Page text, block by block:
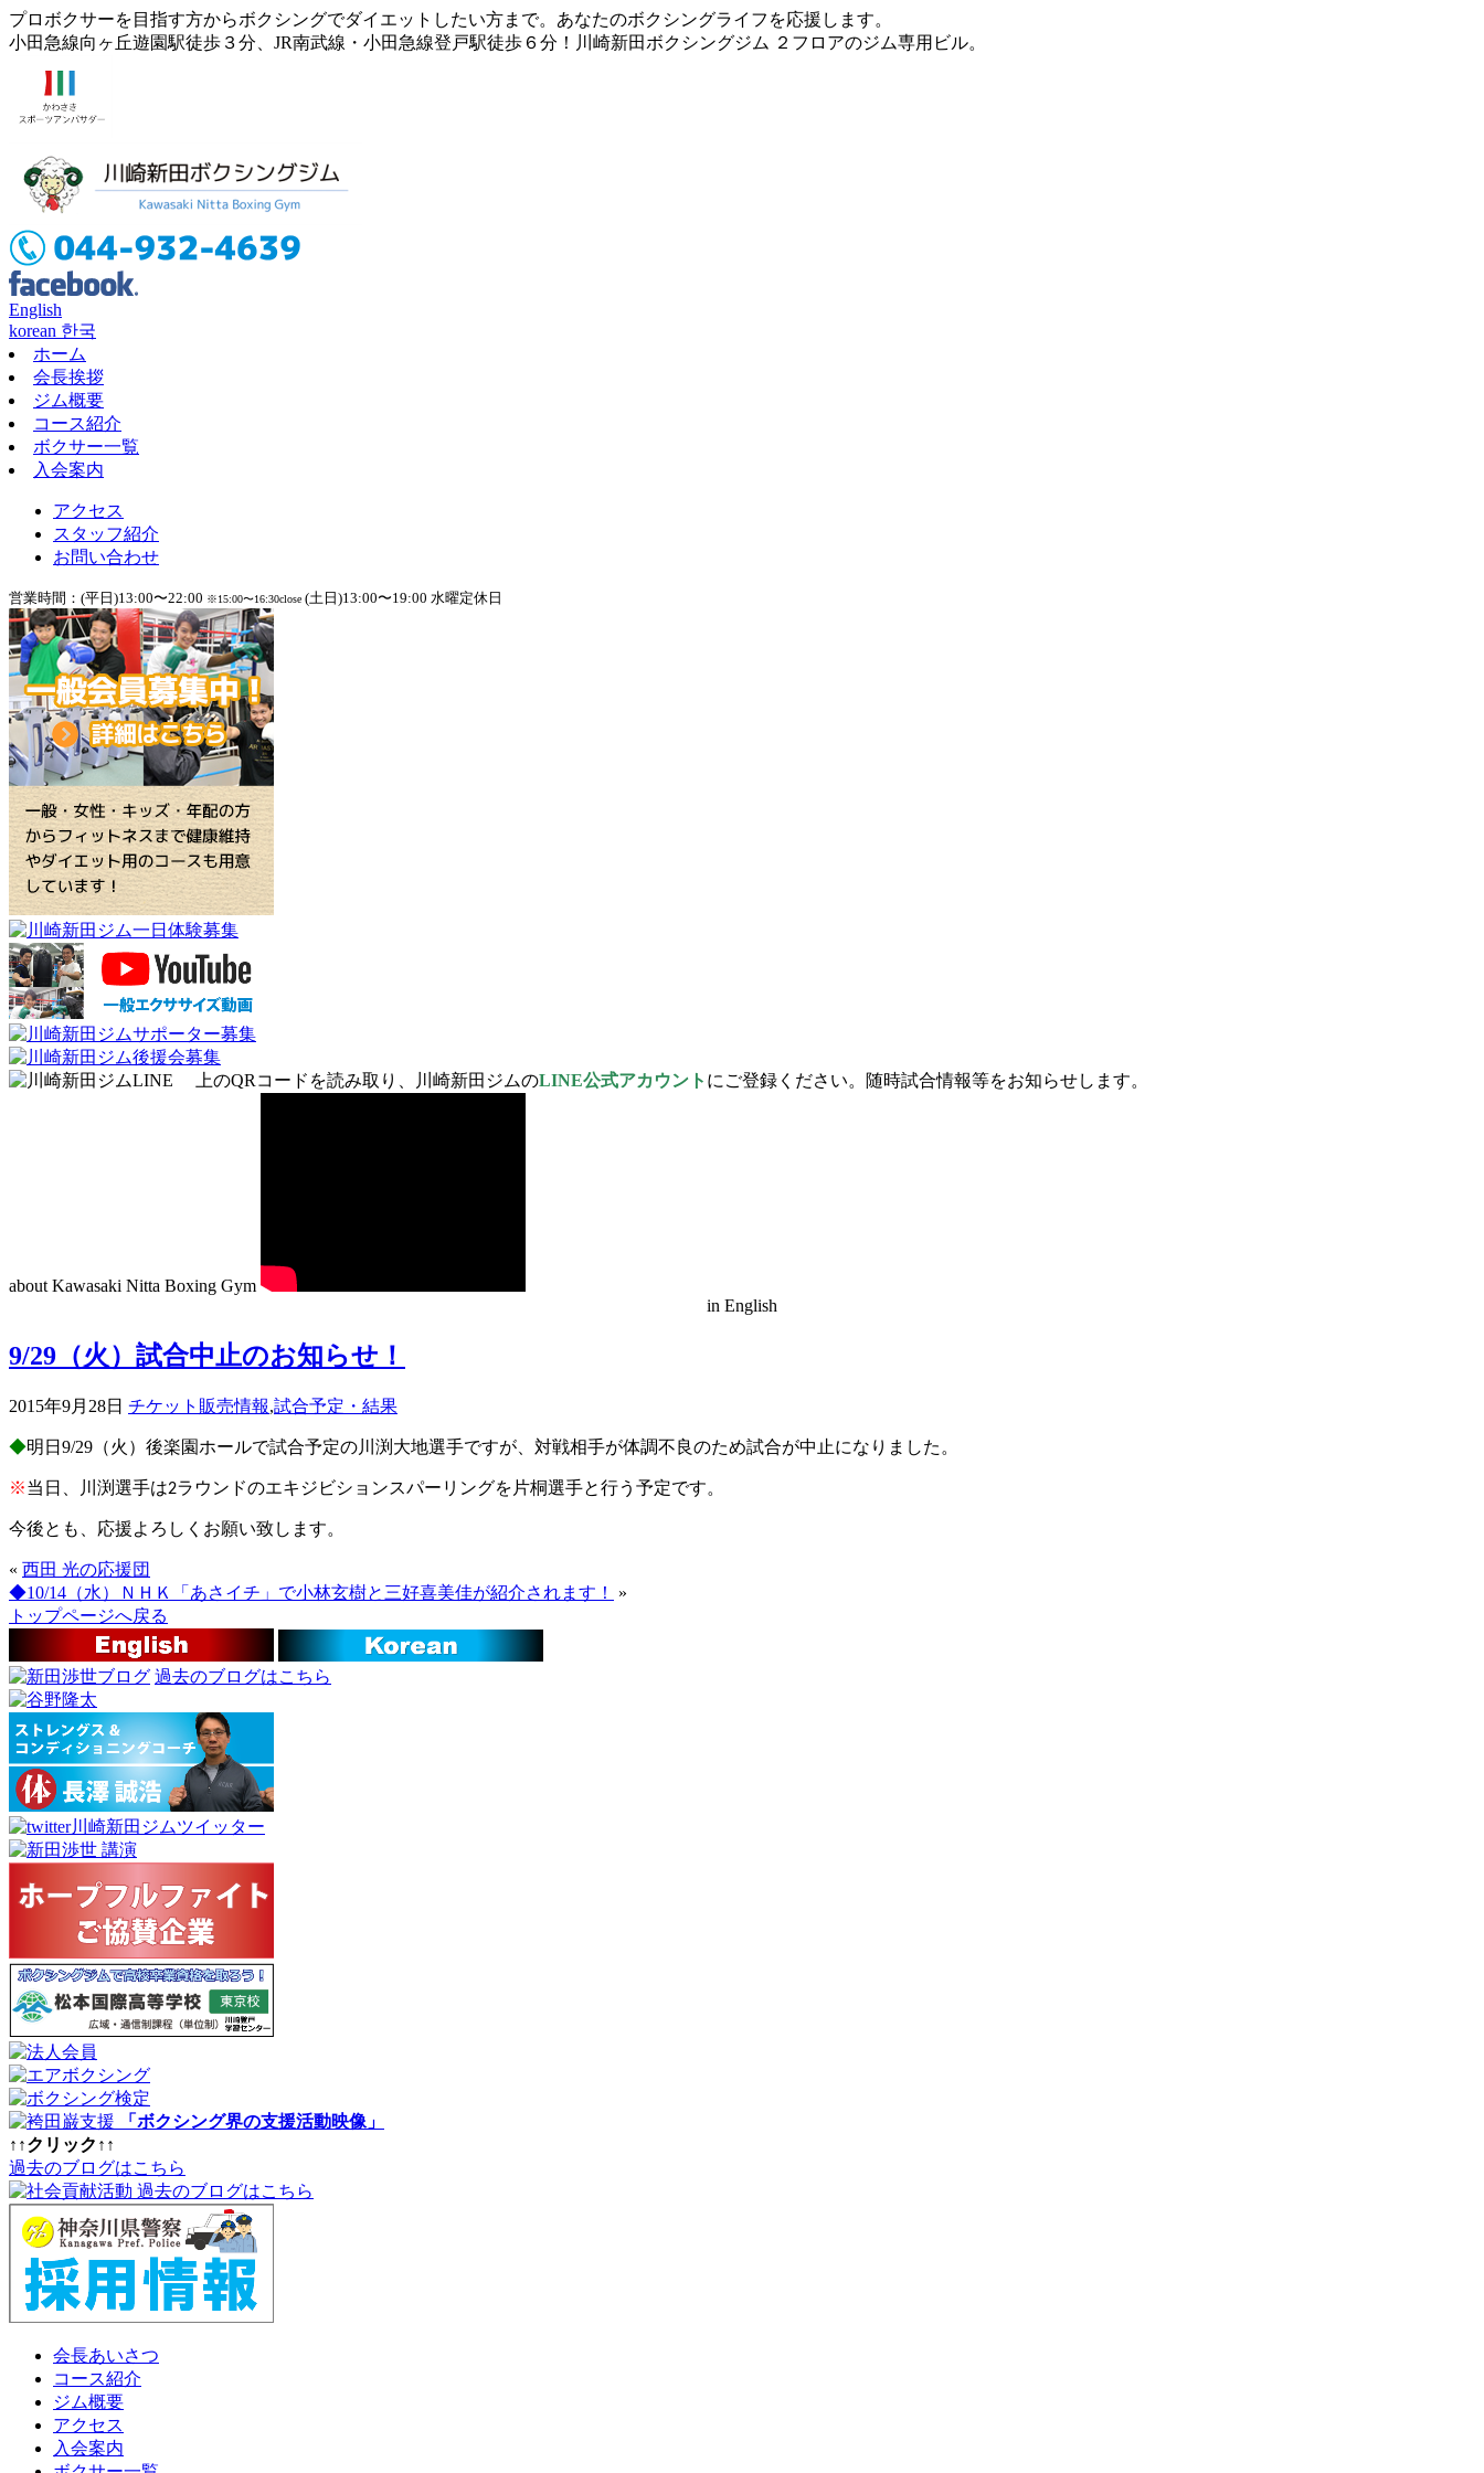
プロボクサーを目指す方からボクシングでダイエットしたい方まで。あなたのボクシングライフを応援します。
小田急線向ヶ丘遊園駅徒歩３分、JR南武線・小田急線登戸駅徒歩６分！川崎新田ボクシングジム ２フロアのジム専用ビル。
English
korean 한국
ホーム
会長挨拶
ジム概要
コース紹介
ボクサー一覧
入会案内
アクセス
スタッフ紹介
お問い合わせ
営業時間：(平日)13:00〜22:00 ※15:00〜16:30close (土日)13:00〜19:00 水曜定休日
上のQRコードを読み取り、川崎新田ジムのLINE公式アカウント にご登録ください。随時試合情報等をお知らせします。
about Kawasaki Nitta Boxing Gym
in English
9/29（火）試合中止のお知らせ！
2015年9月28日 チケット販売情報,試合予定・結果
◆明日9/29（火）後楽園ホールで試合予定の川渕大地選手ですが 対戦相手が体調不良のため試合が中止になりました。
※当日、川渕選手は2ラウンドのエキジビションスパーリングを片桐選手と行う予定です。
今後とも、応援よろしくお願い致します。
« 西田 光の応援団
◆10/14（水）ＮＨＫ「あさイチ」で小林玄樹と三好喜美佳が紹介されます！
»
トップページへ戻る
過去のブログはこちら
「ボクシング界の支援活動映像」
↑↑クリック↑↑
過去のブログはこちら
過去のブログはこちら
会長あいさつ
コース紹介
ジム概要
アクセス
入会案内